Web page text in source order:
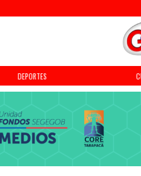
DEPORTES